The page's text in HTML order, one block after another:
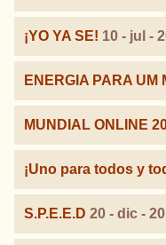
¡YO YA SE! 10 - jul -
ENERGIA PARA UM
MUNDIAL ONLINE
¡Uno para todos y
S.P.E.E.D 20 - dic -